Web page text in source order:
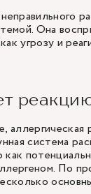
Она
угрозу и
аллергическая
система
По